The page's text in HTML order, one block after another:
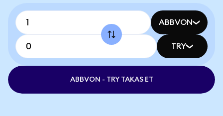
ABBVON
TRY
ABBVON - TRY TAKAS ET